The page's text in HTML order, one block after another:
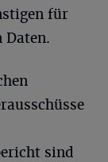
für
sind